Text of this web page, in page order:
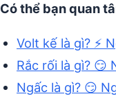
Có thể bạn quan
Volt kế là gì? ⚡
Rắc rối là gì? 😏
Ngấc là gì? 😏